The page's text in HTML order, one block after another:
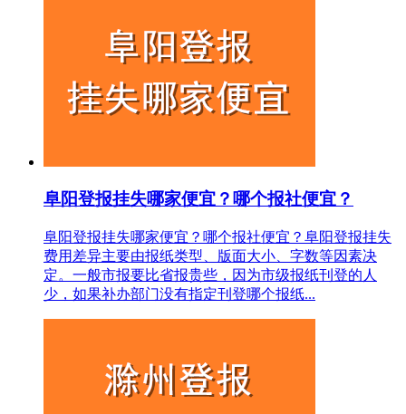
阜阳登报挂失哪家便宜？哪个报社便宜？
阜阳登报挂失哪家便宜？哪个报社便宜？阜阳登报挂失
费用差异主要由报纸类型、版面大小、字数等因素决
定。一般市报要比省报贵些，因为市级报纸刊登的人
少，如果补办部门没有指定刊登哪个报纸...